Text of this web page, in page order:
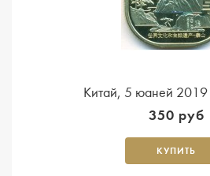
Китай, 5 юаней 2019
350 руб
КУПИТЬ